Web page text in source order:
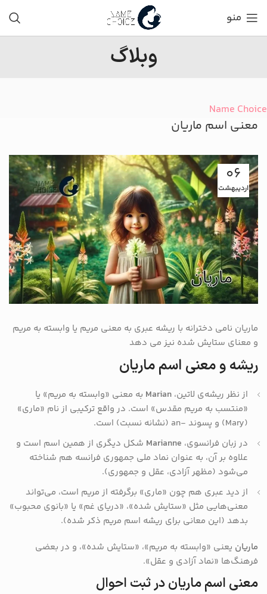
منو
وبلاگ
Name Choice
معنی اسم ماریان
06
اردیبهشت
ماریان نامی دخترانه با ریشه عبری به معنی مریم یا وابسته به مریم
و معنای ستایش شده نیز می دهد
ریشه و معنی اسم ماریان
از نظر ریشه‌ی لاتین، Marian به معنی «وابسته به مریم» یا
«منتسب به مریم مقدس» است. در واقع ترکیبی از نام «ماری»
(Mary) و پسوند -an (نشانه نسبت) است.
در زبان فرانسوی، Marianne شکل دیگری از همین اسم است و
علاوه بر آن، به عنوان نماد ملی جمهوری فرانسه هم شناخته
می‌شود (مظهر آزادی، عقل و جمهوری).
از دید عبری هم چون «ماری» برگرفته از مریم است، می‌تواند
معنی‌هایی مثل «ستایش شده»، «دریای غم» یا «بانوی محبوب»
بدهد (این معانی برای ریشه اسم مریم ذکر شده).
ماریان یعنی «وابسته به مریم»، «ستایش شده»، و در بعضی
فرهنگ‌ها «نماد آزادی و عقل».
معنی اسم ماریان در ثبت احوال